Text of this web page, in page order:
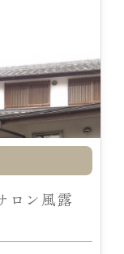
ロン風露